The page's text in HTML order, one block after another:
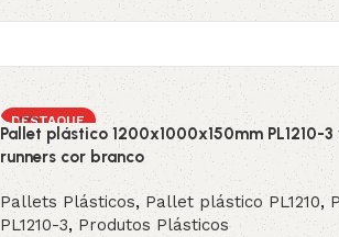
DESTAQUE
Pallet plástico 1200x1000x150mm PL1210-
runners cor branco
Pallets Plásticos, Pallet plástico PL1210,
PL1210-3,Produtos Plásticos